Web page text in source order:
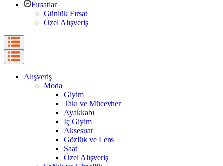
Fırsatlar
Günlük Fırsat
Özel Alışveriş
Alışveriş
Moda
Giyim
Takı ve Mücevher
Ayakkabı
İç Giyim
Aksesuar
Gözlük ve Lens
Saat
Özel Alışveriş